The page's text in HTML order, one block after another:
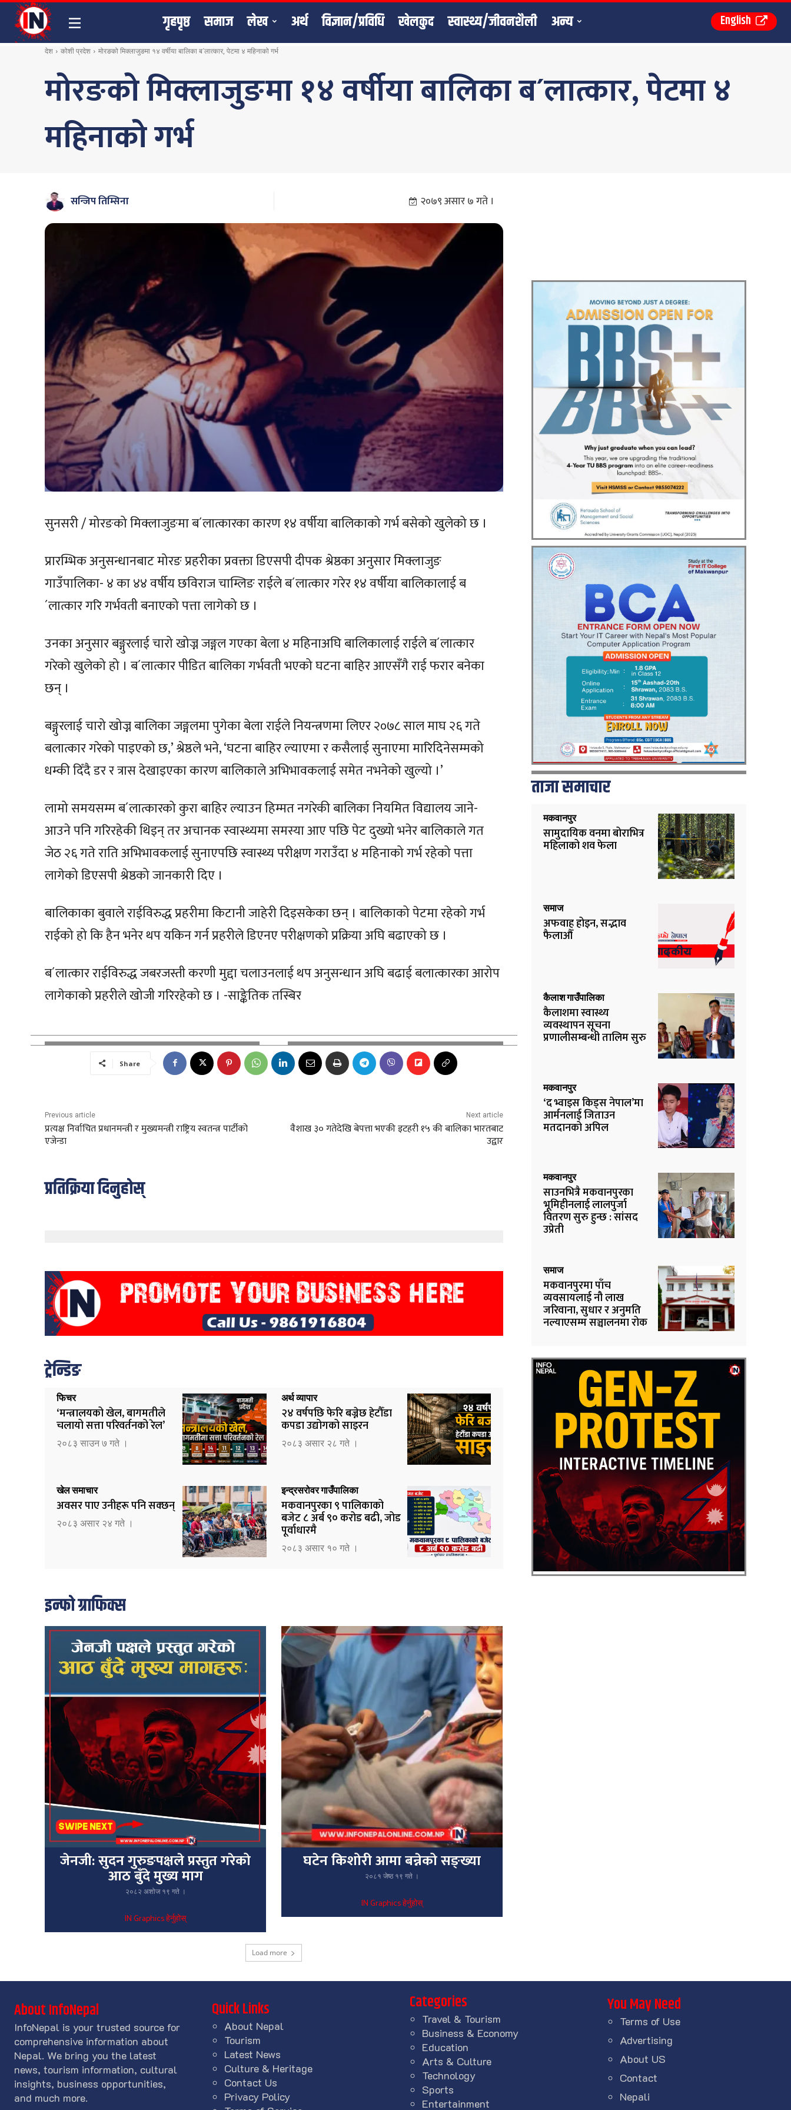
गृहपृष्ठ समाज लेख अर्थ विज्ञान/प्रविधि खेलकुद स्वास्थ्य/जीवनशैली अन्य English
देश कोशी प्रदेश मोरङको मिक्लाजुङमा १४ वर्षीया बालिका ब´लात्कार, पेटमा ४ महिनाको गर्भ
मोरङको मिक्लाजुङमा १४ वर्षीया बालिका ब´लात्कार, पेटमा ४
महिनाको गर्भ
सन्जिप तिम्सिना २०७९ असार ७ गते ।
सुनसरी / मोरङको मिक्लाजुङमा ब´लात्कारका कारण १४ वर्षीया बालिकाको गर्भ बसेको खुलेको छ ।
प्रारम्भिक अनुसन्धानबाट मोरङ प्रहरीका प्रवक्ता डिएसपी दीपक श्रेष्ठका अनुसार मिक्लाजुङ
गाउँपालिका- ४ का ४४ वर्षीय छविराज चाम्लिङ राईले ब´लात्कार गरेर १४ वर्षीया बालिकालाई ब
´लात्कार गरि गर्भवती बनाएको पत्ता लागेको छ ।
उनका अनुसार बङ्गुरलाई चारो खोज्न जङ्गल गएका बेला ४ महिनाअघि बालिकालाई राईले ब´लात्कार
गरेको खुलेको हो । ब´लात्कार पीडित बालिका गर्भवती भएको घटना बाहिर आएसँगै राई फरार बनेका
छन् ।
बङ्गुरलाई चारो खोज्न बालिका जङ्गलमा पुगेका बेला राईले नियन्त्रणमा लिएर २०७८ साल माघ २६ गते
बलात्कार गरेको पाइएको छ,’ श्रेष्ठले भने, ‘घटना बाहिर ल्याएमा र कसैलाई सुनाएमा मारिदिनेसम्मको
धम्की दिँदै डर र त्रास देखाइएका कारण बालिकाले अभिभावकलाई समेत नभनेको खुल्यो ।’
लामो समयसम्म ब´लात्कारको कुरा बाहिर ल्याउन हिम्मत नगरेकी बालिका नियमित विद्यालय जाने-
आउने पनि गरिरहेकी थिइन् तर अचानक स्वास्थ्यमा समस्या आए पछि पेट दुख्यो भनेर बालिकाले गत
जेठ २६ गते राति अभिभावकलाई सुनाएपछि स्वास्थ्य परीक्षण गराउँदा ४ महिनाको गर्भ रहेको पत्ता
लागेको डिएसपी श्रेष्ठको जानकारी दिए ।
बालिकाका बुवाले राईविरुद्ध प्रहरीमा किटानी जाहेरी दिइसकेका छन् । बालिकाको पेटमा रहेको गर्भ
राईको हो कि हैन भनेर थप यकिन गर्न प्रहरीले डिएनए परीक्षणको प्रक्रिया अघि बढाएको छ ।
ब´लात्कार राईविरुद्ध जबरजस्ती करणी मुद्दा चलाउनलाई थप अनुसन्धान अघि बढाई बलात्कारका आरोप
लागेकाको प्रहरीले खोजी गरिरहेको छ । -साङ्केतिक तस्बिर
Share
Previous article
प्रत्यक्ष निर्वाचित प्रधानमन्त्री र मुख्यमन्त्री राष्ट्रिय स्वतन्त्र पार्टीको
एजेन्डा
Next article
वैशाख ३० गतेदेखि बेपत्ता भएकी इटहरी १५ की बालिका भारतबाट
उद्वार
प्रतिक्रिया दिनुहोस्
ट्रेन्डिङ
फिचर
‘मन्त्रालयको खेल, बागमतीले
चलायो सत्ता परिवर्तनको रेल’
२०८३ साउन ७ गते ।
अर्थ व्यापार
२४ वर्षपछि फेरि बज्नेछ हेटौँडा
कपडा उद्योगको साइरन
२०८३ असार २८ गते ।
खेल समाचार
अवसर पाए उनीहरू पनि सक्छन्
२०८३ असार २४ गते ।
इन्द्रसरोवर गाउँपालिका
मकवानपुरका ९ पालिकाको
बजेट ८ अर्ब ९० करोड बढी, जोड
पूर्वाधारमै
२०८३ असार १० गते ।
इन्फो ग्राफिक्स
जेनजी: सुदन गुरुङपक्षले प्रस्तुत गरेको
आठ बुँदे मुख्य माग
२०८२ अशोज १९ गते ।
IN Graphics हेर्नुहोस्
घटेन किशोरी आमा बन्नेको सङ्ख्या
२०८१ जेष्ठ १९ गते ।
IN Graphics हेर्नुहोस्
Load more
ताजा समाचार
मकवानपुर
सामुदायिक वनमा बोराभित्र
महिलाको शव फेला
समाज
अफवाह होइन, सद्भाव
फैलाऔँ
कैलाश गाउँपालिका
कैलाशमा स्वास्थ्य
व्यवस्थापन सूचना
प्रणालीसम्बन्धी तालिम सुरु
मकवानपुर
‘द भ्वाइस किड्स नेपाल’मा
आर्मनलाई जिताउन
मतदानको अपिल
मकवानपुर
साउनभित्रै मकवानपुरका
भूमिहीनलाई लालपुर्जा
वितरण सुरु हुन्छ : सांसद
उप्रेती
समाज
मकवानपुरमा पाँच
व्यवसायलाई नौ लाख
जरिवाना, सुधार र अनुमति
नल्याएसम्म सञ्चालनमा रोक
About InfoNepal
InfoNepal is your trusted source for
comprehensive information about
Nepal. We bring you the latest
news, tourism information, cultural
insights, business opportunities,
and much more.
Quick Links
About Nepal
Tourism
Latest News
Culture & Heritage
Contact Us
Privacy Policy
Categories
Travel & Tourism
Business & Economy
Education
Arts & Culture
Technology
Sports
Entertainment
You May Need
Terms of Use
Advertising
About US
Contact
Nepali